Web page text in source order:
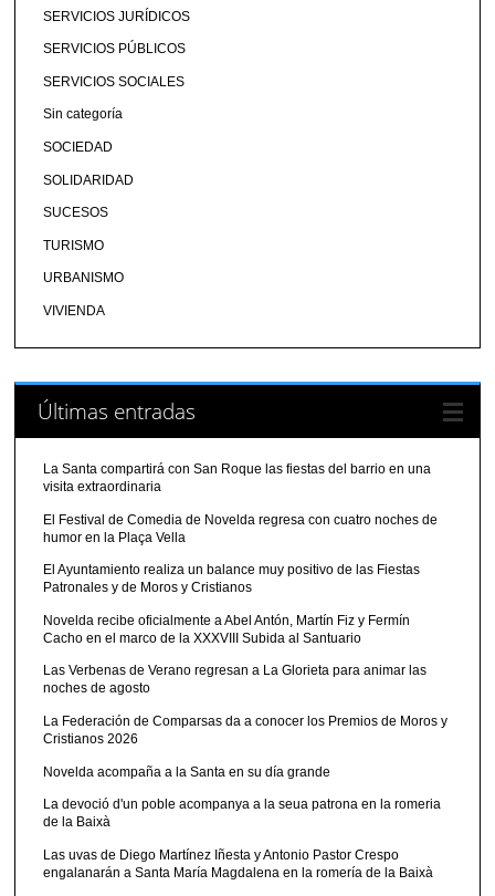
SERVICIOS JURÍDICOS
SERVICIOS PÚBLICOS
SERVICIOS SOCIALES
Sin categoría
SOCIEDAD
SOLIDARIDAD
SUCESOS
TURISMO
URBANISMO
VIVIENDA
Últimas entradas
La Santa compartirá con San Roque las fiestas del barrio en una
visita extraordinaria
El Festival de Comedia de Novelda regresa con cuatro noches de
humor en la Plaça Vella
El Ayuntamiento realiza un balance muy positivo de las Fiestas
Patronales y de Moros y Cristianos
Novelda recibe oficialmente a Abel Antón, Martín Fiz y Fermín
Cacho en el marco de la XXXVIII Subida al Santuario
Las Verbenas de Verano regresan a La Glorieta para animar las
noches de agosto
La Federación de Comparsas da a conocer los Premios de Moros y
Cristianos 2026
Novelda acompaña a la Santa en su día grande
La devoció d'un poble acompanya a la seua patrona en la romeria
de la Baixà
Las uvas de Diego Martínez Iñesta y Antonio Pastor Crespo
engalanarán a Santa María Magdalena en la romería de la Baixà